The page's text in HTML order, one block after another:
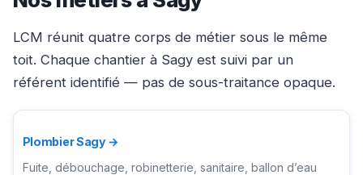
LCM réunit quatre corps de métier sous le même
toit. Chaque chantier à Sagy est suivi par un
référent identifié — pas de sous-traitance opaque.
Plombier Sagy →
Fuite, débouchage, robinetterie, sanitaire, ballon d’eau